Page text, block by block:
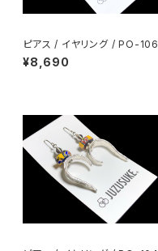
ピアス / イヤリング / PO-106
¥8,690